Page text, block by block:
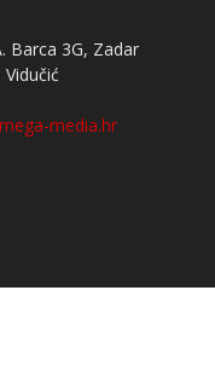
Barca 3G, Zadar
media.hr